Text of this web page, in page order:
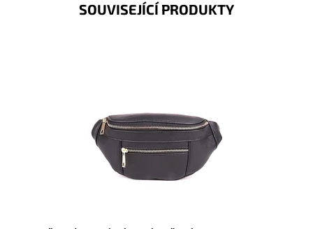
SOUVISEJÍCÍ PRODUKTY
Skladem
17099
Borse in pelle
2 roky